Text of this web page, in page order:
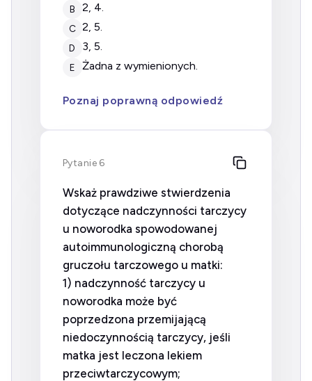
B 2, 4.
C 2, 5.
D 3, 5.
E żadna z wymienionych.
Poznaj poprawną odpowiedź
Pytanie 6
Wskaż prawdziwe stwierdzenia
dotyczące nadczynności tarczycy
u noworodka spowodowanej
autoimmunologiczną chorobą
gruczołu tarczowego u matki:
1) nadczynność tarczycy u
noworodka może być
poprzedzona przemijającą
niedoczynnością tarczycy, jeśli
matka jest leczona lekiem
przeciwtarczycowym;